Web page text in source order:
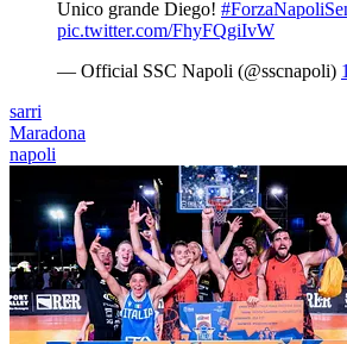
Unico grande Diego!
pic.twitter.com/FhyFQgiIvW
— Official SSC Napoli (@sscnapoli)
sarri
Maradona
napoli